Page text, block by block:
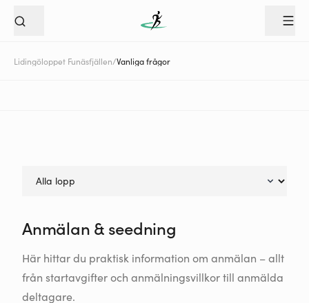
Lidingöloppet Funäsfjällen/Vanliga frågor
Anmälan & seedning
Här hittar du praktisk information om anmälan – allt
från startavgifter och anmälningsvillkor till anmälda
deltagare.